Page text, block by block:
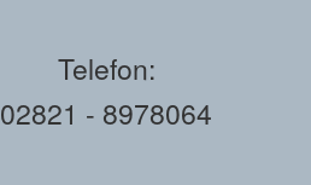
Telefon:
02821 - 8978064